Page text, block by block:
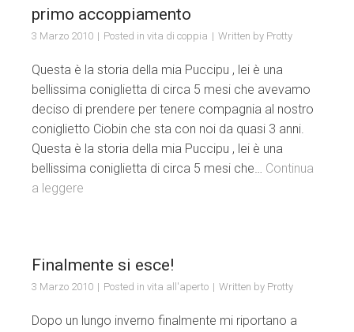
primo accoppiamento
3 Marzo 2010 Posted in vita di coppia Written by Protty
Questa è la storia della mia Puccipu , lei è una
bellissima coniglietta di circa 5 mesi che avevamo
deciso di prendere per tenere compagnia al nostro
coniglietto Ciobin che sta con noi da quasi 3 anni.
Questa è la storia della mia Puccipu , lei è una
bellissima coniglietta di circa 5 mesi che… Continua
a leggere
Finalmente si esce!
3 Marzo 2010 Posted in vita all'aperto Written by Protty
Dopo un lungo inverno finalmente mi riportano a